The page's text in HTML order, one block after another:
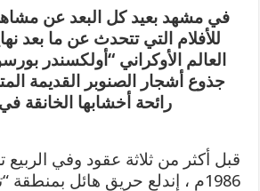
في مشهد بعيد كل البعد عن
للأفلام التي تتحدث عن ما بعد
العالم الأوكراني “أولكسندر
جذوع أشجار الصنوبر القديمة
رائحة أخشابها الخانقة
قبل أكثر من ثلاثة عقود وفي الربيع
1986م ، إندلع حريق هائل بمنطقة